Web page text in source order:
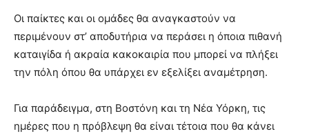
Οι παίκτες και οι ομάδες θα αναγκαστούν να
περιμένουν στ’ αποδυτήρια να περάσει η όποια πιθανή
καταιγίδα ή ακραία κακοκαιρία που μπορεί να πλήξει
την πόλη όπου θα υπάρχει εν εξελίξει αναμέτρηση.
Για παράδειγμα, στη Βοστόνη και τη Νέα Υόρκη, τις
ημέρες που η πρόβλεψη θα είναι τέτοια που θα κάνει